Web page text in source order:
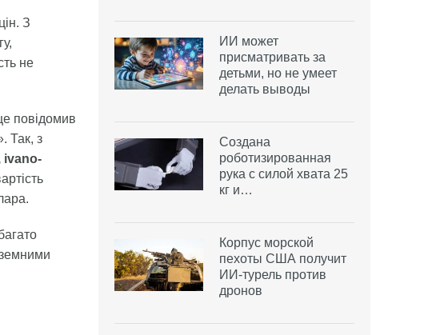
З
не
повідомив
Так, з
ivano-
ИИ может
присматривать за
детьми, но не умеет
делать выводы
Создана
роботизированная
рука с силой хвата 25
кг и…
Корпус морской
пехоты США получит
ИИ-турель против
дронов